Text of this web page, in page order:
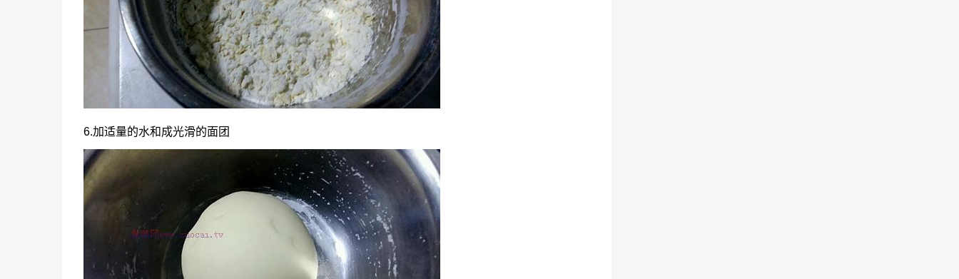
6.加适量的水和成光滑的面团